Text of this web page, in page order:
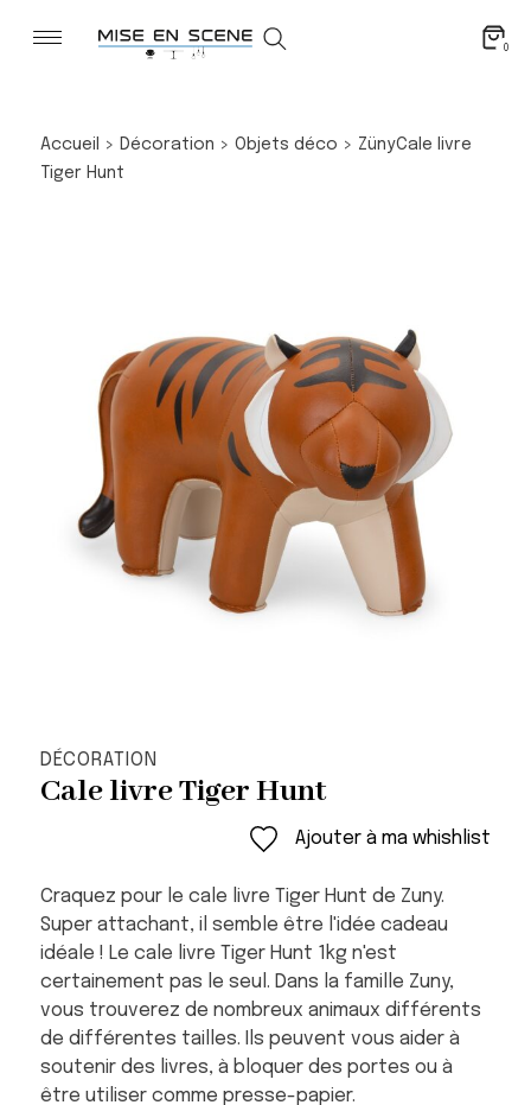
0
Accueil > Décoration > Objets déco > ZünyCale livre
Tiger Hunt
DÉCORATION
Cale livre Tiger Hunt
Ajouter à ma whishlist
Craquez pour le cale livre Tiger Hunt de Zuny.
Super attachant, il semble être l'idée cadeau
idéale ! Le cale livre Tiger Hunt 1kg n'est
certainement pas le seul. Dans la famille Zuny,
vous trouverez de nombreux animaux différents
de différentes tailles. Ils peuvent vous aider à
soutenir des livres, à bloquer des portes ou à
être utiliser comme presse-papier.